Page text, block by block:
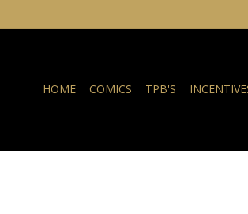
HOME COMICS TPB'S